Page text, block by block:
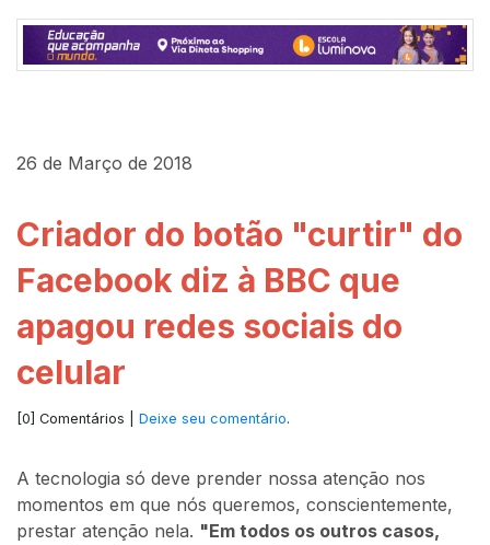
26 de Março de 2018
Criador do botão "curtir" do
Facebook diz à BBC que
apagou redes sociais do
celular
[0] Comentários | Deixe seu comentário.
A tecnologia só deve prender nossa atenção nos
momentos em que nós queremos, conscientemente,
prestar atenção nela. "Em todos os outros casos,